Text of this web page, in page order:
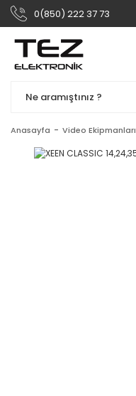
0(850) 222 37 73
Anasayfa Video Ekipmanları